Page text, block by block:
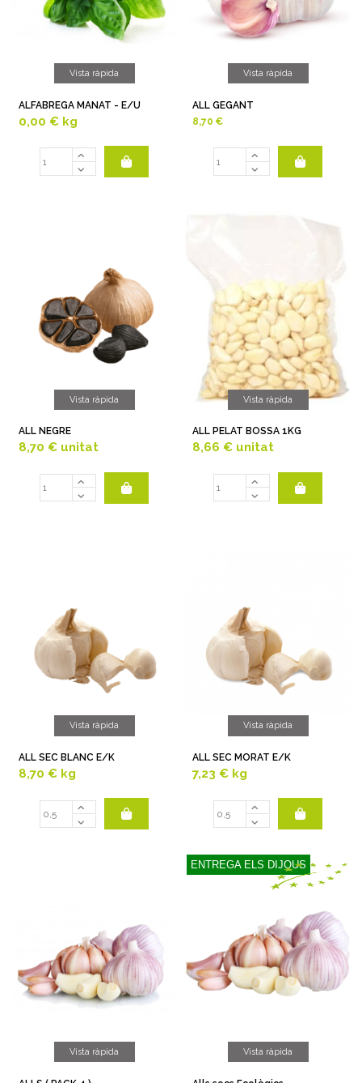
Vista ràpida
ALFABREGA MANAT - E/U
0,00 € kg
Vista ràpida
ALL GEGANT
8,70 €
Vista ràpida
ALL NEGRE
8,70 € unitat
Vista ràpida
ALL PELAT BOSSA 1KG
8,66 € unitat
Vista ràpida
ALL SEC BLANC E/K
8,70 € kg
Vista ràpida
ALL SEC MORAT E/K
7,23 € kg
Vista ràpida
ENTREGA ELS DIJOUS
Vista ràpida